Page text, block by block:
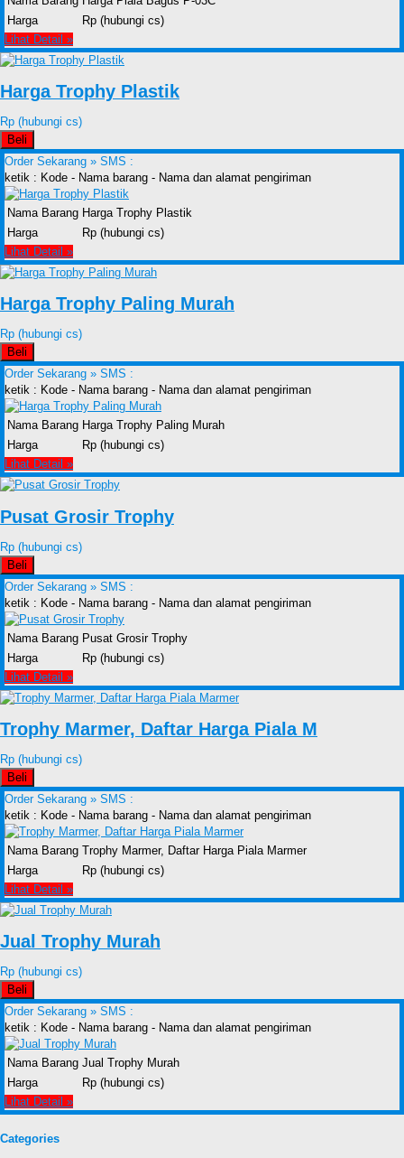
Harga
Rp (hubungi cs)
Lihat Detail »
Harga Trophy Plastik
Rp (hubungi cs)
Beli
Order Sekarang » SMS :
ketik : Kode - Nama barang - Nama dan alamat pengiriman
Nama Barang Harga Trophy Plastik
Harga
Rp (hubungi cs)
Lihat Detail »
Harga Trophy Paling Murah
Rp (hubungi cs)
Beli
Order Sekarang » SMS :
ketik : Kode - Nama barang - Nama dan alamat pengiriman
Nama Barang Harga Trophy Paling Murah
Harga
Rp (hubungi cs)
Lihat Detail »
Pusat Grosir Trophy
Rp (hubungi cs)
Beli
Order Sekarang » SMS :
ketik : Kode - Nama barang - Nama dan alamat pengiriman
Nama Barang Pusat Grosir Trophy
Harga
Rp (hubungi cs)
Lihat Detail »
Trophy Marmer, Daftar Harga Piala M
Rp (hubungi cs)
Beli
Order Sekarang » SMS :
ketik : Kode - Nama barang - Nama dan alamat pengiriman
Nama Barang Trophy Marmer, Daftar Harga Piala Marmer
Harga
Rp (hubungi cs)
Lihat Detail »
Jual Trophy Murah
Rp (hubungi cs)
Beli
Order Sekarang » SMS :
ketik : Kode - Nama barang - Nama dan alamat pengiriman
Nama Barang Jual Trophy Murah
Harga
Rp (hubungi cs)
Lihat Detail »
Categories